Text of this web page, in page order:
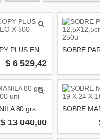
$ 6 529,42
$ 13 040,00